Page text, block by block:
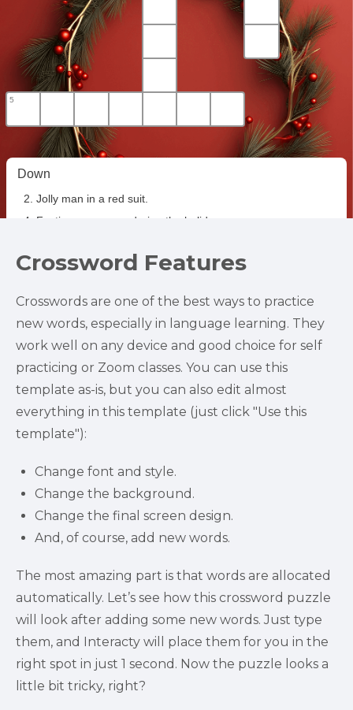
Crossword Features
Crosswords are one of the best ways to practice
new words, especially in language learning. They
work well on any device and good choice for self
practicing or Zoom classes. You can use this
template as-is, but you can also edit almost
everything in this template (just click "Use this
template"):
Change font and style.
Change the background.
Change the final screen design.
And, of course, add new words.
The most amazing part is that words are allocated
automatically. Let’s see how this crossword puzzle
will look after adding some new words. Just type
them, and Interacty will place them for you in the
right spot in just 1 second. Now the puzzle looks a
little bit tricky, right?